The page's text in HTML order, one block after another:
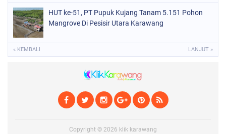
HUT ke-51, PT Pupuk Kujang Tanam 5.151 Pohon
Mangrove Di Pesisir Utara Karawang
« KEMBALI LANJUT »
Copyright © 2026 klik karawang